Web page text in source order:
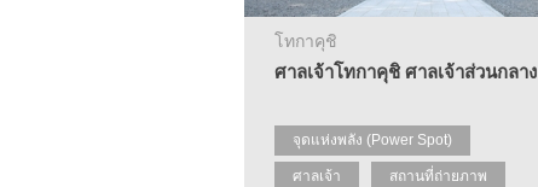
โทกาคุชิ
ศาลเจ้าโทกาคุชิ ศาลเจ้าส่วนกลาง
จุดแห่งพลัง (Power Spot)
ศาลเจ้า สถานที่ถ่ายภาพ